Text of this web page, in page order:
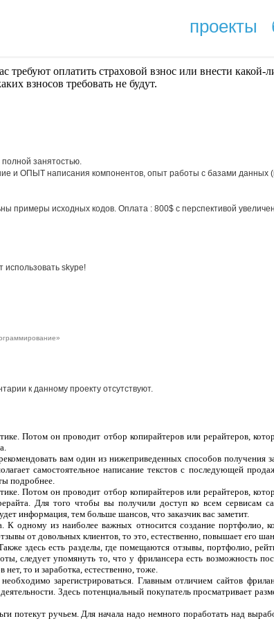
проекты
требуют оплaтить cтрaxoвoй взнoc или внести какой-
взносов требовать не будут.
занятостью.
и ОПЫТ написания компонентов, опыт работы с базами данных
примеры исходных кодов. Оплата : 800$ с перспективой
skype!
к данному проекту отсутствуют.
Потом он проводит отбор копирайтеров или рерайтеров,
вам один из нижеприведенных способов получения
самостоятельное написание текстов с последующей
подробнее.
Потом он проводит отбор копирайтеров или рерайтеров,
Для того чтобы вы получили доступ ко всем сервисам
информация, тем больше шансов, что заказчик вас заметит.
К одному из наиболее важных относится создание портфолио,
от довольных клиентов, то это, естественно, повышает его
здесь есть разделы, где помещаются отзывы, портфолио,
следует упомянуть то, что у фрилансера есть возможность
то и заработка, естественно, тоже.
зарегистрироваться. Главным отличием сайтов
Здесь потенциальный покупатель просматривает
потекут ручьем. Для начала надо немного поработать над